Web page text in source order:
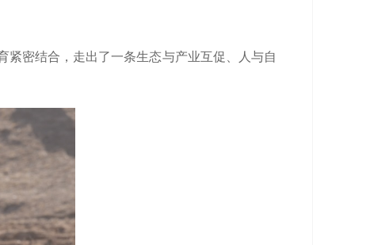
密结合，走出了一条生态与产业互促、人与自